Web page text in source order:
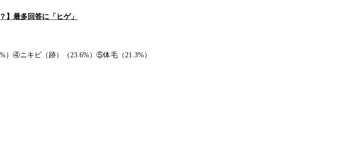
最多回答に「ヒゲ」
④ニキビ（跡）（23.6%）⑤体毛（21.3%）